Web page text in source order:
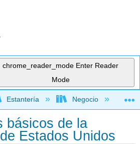
chrome_reader_mode Enter Reader
Mode
jerarquía global
Estantería Negocio
básicos de la
Estados Unidos